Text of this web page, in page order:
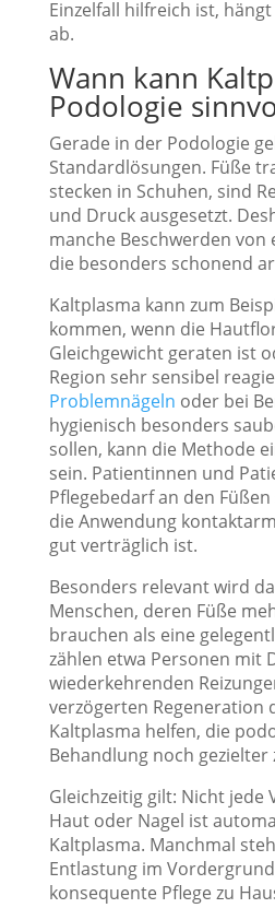
Einzelfall hilfreich ist,
ab.
Wann kann
Podologie
Gerade in der Podologie
Standardlösungen. Füße
stecken in Schuhen, sind
und Druck ausgesetzt.
manche Beschwerden von
die besonders schonend
Kaltplasma kann zum
kommen, wenn die
Gleichgewicht geraten ist
Region sehr sensibel
Problemnägeln oder bei
hygienisch besonders
sollen, kann die Methode
sein. Patientinnen und
Pflegebedarf an den
die Anwendung
gut verträglich ist.
Besonders relevant wird
Menschen, deren Füße
brauchen als eine
zählen etwa Personen mit
wiederkehrenden
verzögerten Regeneration
Kaltplasma helfen, die
Behandlung noch
Gleichzeitig gilt: Nicht jede
Haut oder Nagel ist
Kaltplasma. Manchmal
Entlastung im
konsequente Pflege zu